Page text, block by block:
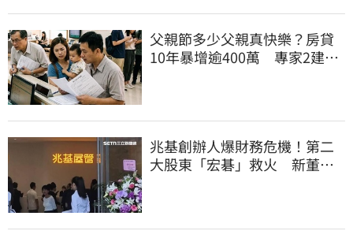
父親節多少父親真快樂？房貸
10年暴增逾400萬 專家2建議
兆基創辦人爆財務危機！第二
大股東「宏碁」救火 新董座